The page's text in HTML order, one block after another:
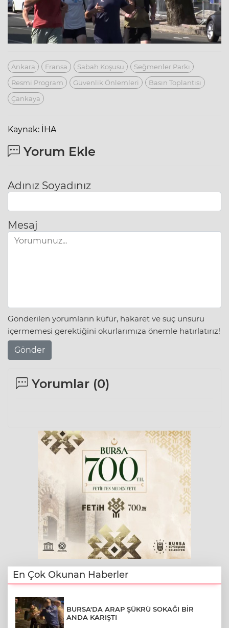
Ankara Fransa Sabah Koşusu
Seğmenler Parkı
Resmi Program
Güvenlik Önlemleri
Basın Toplantısı
Çankaya
Kaynak: İHA
Yorum Ekle
Adınız Soyadınız
Mesaj
Gönderilen yorumların küfür, hakaret ve suç unsuru
içermemesi gerektiğini okurlarımıza önemle hatırlatırız!
Gönder
Yorumlar (0)
En Çok Okunan Haberler
BURSA'DA ARAP ŞÜKRÜ SOKAĞI BİR
ANDA KARIŞTI